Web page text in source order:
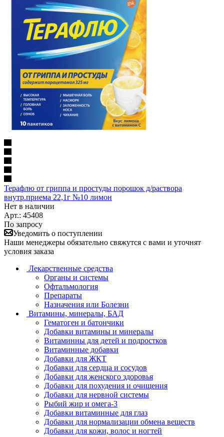
Терафлю от гриппа и простуды порошок д/раствора
внутр.приема 22,1г №10 лимон
Нет в наличии
Арт.: 45408
По запросу
Уведомить о поступлении
Наши менеджеры обязательно свяжутся с вами и уточнят
условия заказа
Лекарственные средства
Органы и системы
Офтальмология
Препараты
Назначения или Болезни
Витамины, минералы, БАД
Гематоген и батончики
Добавки витамины и минералы
Витаминны для детей и подростков
Витаминные добавки
Добавки для ЖКТ
Добавки для сердца и сосудов
Добавки для женского здоровья
Добавки для похудения и очищения
Добавки для нервной системы
Рыбий жир и омега-3
Добавки витаминные для глаз
Добавки для нормализации обмена веществ
Добавки для кожи, волос и ногтей